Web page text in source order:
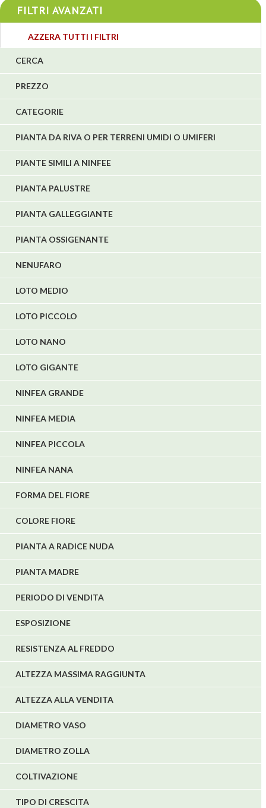
3
6
FILTRI AVANZATI
AZZERA TUTTI I FILTRI
CERCA
PREZZO
CATEGORIE
PIANTA DA RIVA O PER TERRENI UMIDI O UMIFERI
PIANTE SIMILI A NINFEE
PIANTA PALUSTRE
PIANTA GALLEGGIANTE
PIANTA OSSIGENANTE
NENUFARO
LOTO MEDIO
LOTO PICCOLO
LOTO NANO
LOTO GIGANTE
NINFEA GRANDE
NINFEA MEDIA
NINFEA PICCOLA
NINFEA NANA
FORMA DEL FIORE
COLORE FIORE
PIANTA A RADICE NUDA
PIANTA MADRE
PERIODO DI VENDITA
ESPOSIZIONE
RESISTENZA AL FREDDO
ALTEZZA MASSIMA RAGGIUNTA
ALTEZZA ALLA VENDITA
DIAMETRO VASO
DIAMETRO ZOLLA
COLTIVAZIONE
TIPO DI CRESCITA